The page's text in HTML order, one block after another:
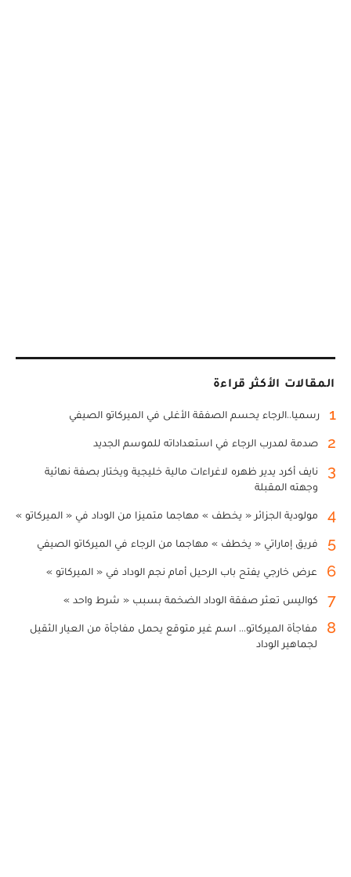
المقالات الأكثر قراءة
1 رسميا..الرجاء يحسم الصفقة الأغلى في الميركاتو الصيفي
2 صدمة لمدرب الرجاء في استعداداته للموسم الجديد
3
نايف أكرد يدير ظهره لاغراءات مالية خليجية ويختار بصفة نهائية
وجهته المقبلة
4 مولودية الجزائر « يخطف » مهاجما متميزا من الوداد في « الميركاتو »
5 فريق إماراتي « يخطف » مهاجما من الرجاء في الميركاتو الصيفي
6 عرض خارجي يفتح باب الرحيل أمام نجم الوداد في « الميركاتو »
7 كواليس تعثر صفقة الوداد الضخمة بسبب « شرط واحد »
8
مفاجأة الميركاتو... اسم غير متوقع يحمل مفاجأة من العيار الثقيل
لجماهير الوداد